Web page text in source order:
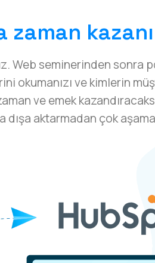
zaman
Web seminerinden sonra
okumanızı ve kimlerin
ve emek
aktarmadan çok